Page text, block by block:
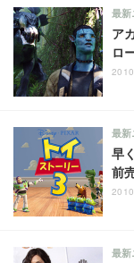
ア
ロ
最新
早
前
最新
最新